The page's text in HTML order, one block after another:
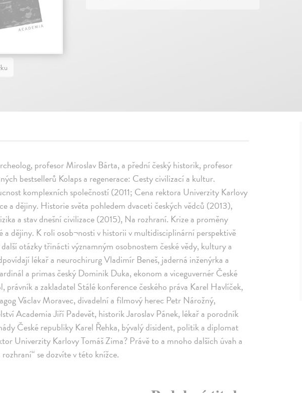
profesor Miroslav Bárta, a přední český historik, profesor
bestsellerů Kolaps a regenerace: Cesty civilizací a kultur.
komplexních společností (2011; Cena rektora Univerzity Karlovy
a dějiny. Historie světa pohledem dvaceti českých vědců (2013),
a stav dnešní civilizace (2015), Na rozhraní. Krize a proměny
a dějiny. K roli osob¬nosti v historii v multidisciplinární perspektivě
otázky třinácti významným osobnostem české vědy, kultury a
lékař a neurochirurg Vladimír Beneš, jaderná inženýrka a
a primas český Dominik Duka, ekonom a viceguvernér České
a zakladatel Stálé konference českého práva Karel Havlíček,
Václav Moravec, divadelní a filmový herec Petr Nárožný,
Academia Jiří Padevět, historik Jaroslav Pánek, lékař a porodník
České republiky Karel Řehka, bývalý disident, politik a diplomat
Univerzity Karlovy Tomáš Zima? Právě to a mnoho dalších úvah a
se dozvíte v této knížce.